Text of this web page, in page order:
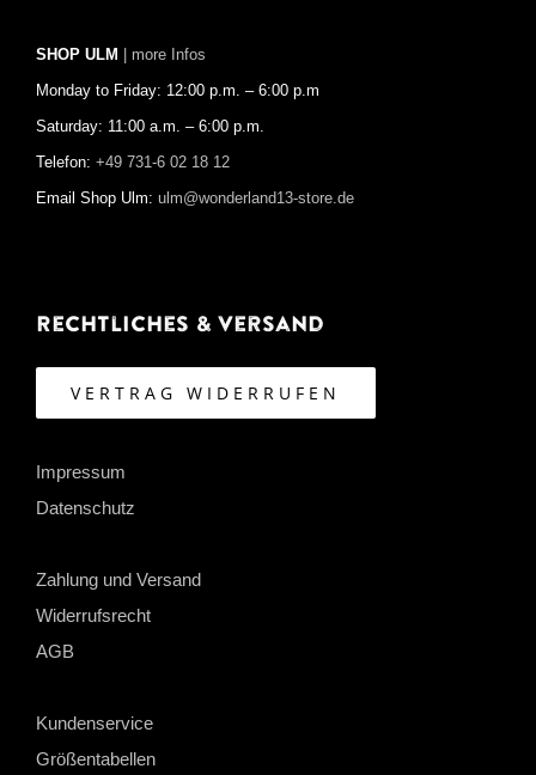
SHOP ULM | more Infos
Monday to Friday: 12:00 p.m. – 6:00 p.m
Saturday: 11:00 a.m. – 6:00 p.m.
Telefon: +49 731-6 02 18 12
Email Shop Ulm: ulm@wonderland13-store.de
Rechtliches & Versand
VERTRAG WIDERRUFEN
Impressum
Datenschutz
Zahlung und Versand
Widerrufsrecht
AGB
Kundenservice
Größentabellen